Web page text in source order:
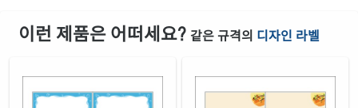
이런 제품은 어떠세요? 같은 규격의 디자인 라벨